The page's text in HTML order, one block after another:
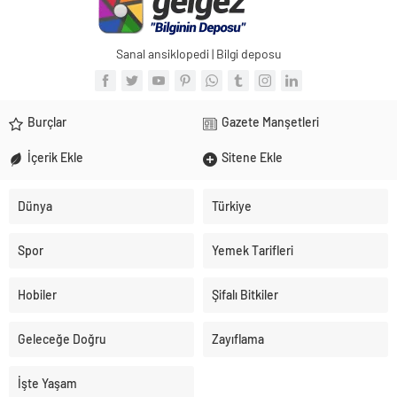
Sanal ansiklopedi | Bilgi deposu
Burçlar Gazete Manşetleri
İçerik Ekle Sitene Ekle
Dünya Türkiye
Spor Yemek Tarifleri
Hobiler Şifalı Bitkiler
Geleceğe Doğru Zayıflama
İşte Yaşam